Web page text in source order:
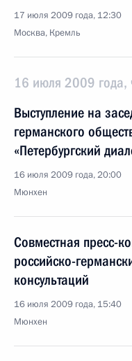
17 июля 2009 года, 12:30
Москва, Кремль
16 июля 2009 года,
Выступление на
германского
«Петербургский
16 июля 2009 года, 20:00
Мюнхен
Совместная пресс-
российско-
консультаций
16 июля 2009 года, 15:40
Мюнхен